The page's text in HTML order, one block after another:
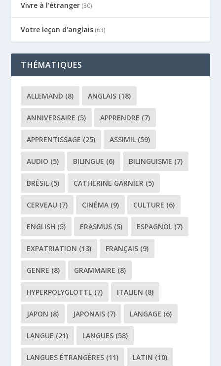
Vivre à l'étranger (30)
Votre leçon d'anglais (63)
THÉMATIQUES
ALLEMAND (8) ANGLAIS (18)
ANNIVERSAIRE (5) APPRENDRE (7)
APPRENTISSAGE (25) ASSIMIL (59)
AUDIO (5) BILINGUE (6) BILINGUISME (7)
BRÉSIL (5) CATHERINE GARNIER (5)
CERVEAU (7) CINÉMA (9) CULTURE (6)
ENGLISH (5) ERASMUS (5) ESPAGNOL (7)
EXPATRIATION (13) FRANÇAIS (9)
GENRE (8) GRAMMAIRE (8)
HYPERPOLYGLOTTE (7) ITALIEN (8)
JAPON (8) JAPONAIS (7) LANGAGE (6)
LANGUE (21) LANGUES (58)
LANGUES ÉTRANGÈRES (11) LATIN (10)